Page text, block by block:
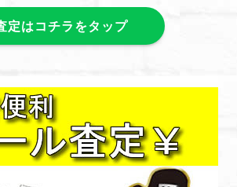
定はコチラをタップ